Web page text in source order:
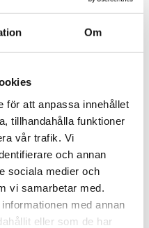
Om
för att anpassa innehållet
tillhandahålla funktioner
vår trafik. Vi
och annan
sociala medier och
vi samarbetar med.
med annan
eller som de har
Modell CA10002 har en
halvfasta media som
kr
kr
LÄS MER